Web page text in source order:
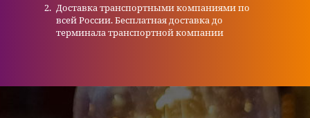
Доставка транспортными компаниями по
всей России. Бесплатная доставка до
терминала транспортной компании